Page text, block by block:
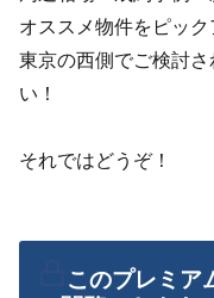
オススメ物件をピック
東京の西側でご検討
い！
それではどうぞ！
このプレミア